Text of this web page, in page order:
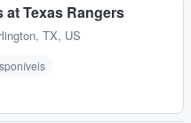
Texas Rangers
TX, US